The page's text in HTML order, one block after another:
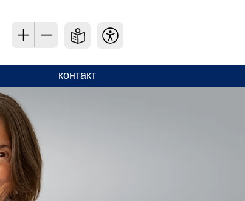
контакт